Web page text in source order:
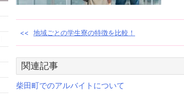
投
ナ
ビ
地域ごとの学生寮の特徴を比較！
関連記事
柴田町でのアルバイトについて